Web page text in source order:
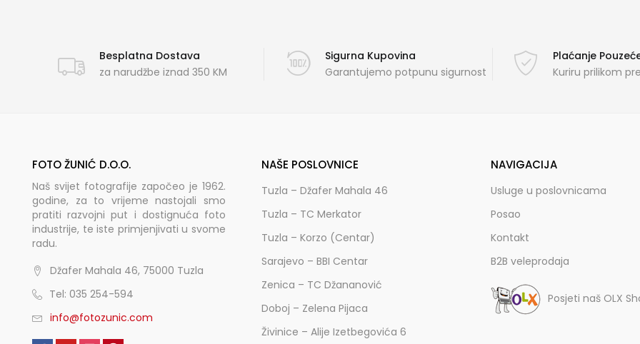
Besplatna Dostava
za narudžbe iznad 350 KM
Sigurna Kupovina
Garantujemo potpunu sigurnost
Plaćanje
Kuriru prilikom
FOTO ŽUNIĆ D.O.O.
Naš svijet fotografije započeo je 1962.
godine, za to vrijeme nastojali smo
pratiti razvojni put i dostignuća foto
industrije, te iste primjenjivati u svome
radu.
Džafer Mahala 46, 75000 Tuzla
Tel: 035 254-594
info@fotozunic.com
NAŠE POSLOVNICE
Tuzla – Džafer Mahala 46
Tuzla – TC Merkator
Tuzla – Korzo (Centar)
Sarajevo – BBI Centar
Zenica – TC Džananović
Doboj – Zelena Pijaca
Živinice – Alije Izetbegovića 6
NAVIGACIJA
Usluge u poslovnicama
Posao
Kontakt
B2B veleprodaja
Posjeti naš OLX